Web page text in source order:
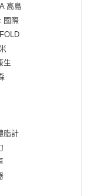
高島
國際
生
脂計